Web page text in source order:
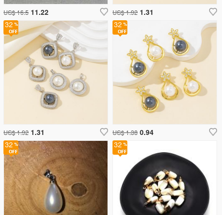
US$ 16.5 11.22
32
US$ 1.92 1.31
32
US$ 1.38 0.94
US$ 1.92 1.31
32
32